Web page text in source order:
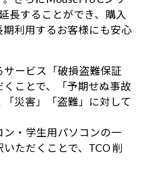
長することができ、購入
期利用するお客様にも安心
ービス「破損盗難保証
ことで、「予期せぬ事故
災害」「盗難」に対して
・学生用パソコンの一
ただくことで、TCO 削